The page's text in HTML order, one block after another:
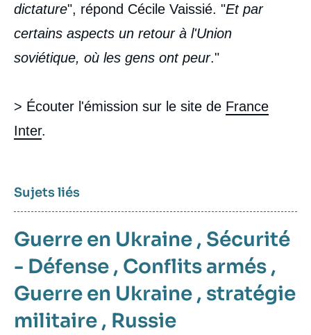
dictature", répond Cécile Vaissié. "Et par
certains aspects un retour à l'Union
soviétique, où les gens ont peur."
> Écouter l'émission sur le site de France
Inter.
Sujets liés
Guerre en Ukraine , Sécurité
- Défense , Conflits armés ,
Guerre en Ukraine , stratégie
militaire , Russie